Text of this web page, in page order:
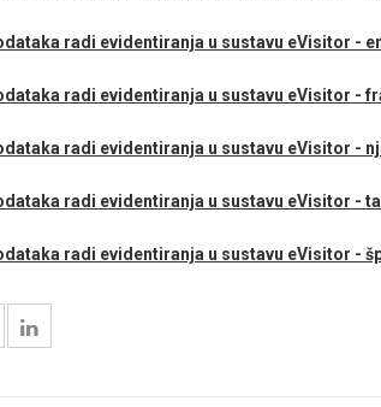
radi evidentiranja u sustavu eVisitor -
radi evidentiranja u sustavu eVisitor -
radi evidentiranja u sustavu eVisitor -
radi evidentiranja u sustavu eVisitor -
radi evidentiranja u sustavu eVisitor -